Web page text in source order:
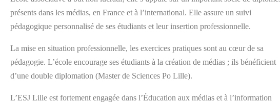
présents dans les médias, en France et à l’international. Elle assure un suivi
pédagogique personnalisé de ses étudiants et leur insertion professionnelle.
La mise en situation professionnelle, les exercices pratiques sont au cœur de sa
pédagogie. L’école encourage ses étudiants à la création de médias ; ils bénéficient
d’une double diplomation (Master de Sciences Po Lille).
L’ESJ Lille est fortement engagée dans l’Éducation aux médias et à l’information